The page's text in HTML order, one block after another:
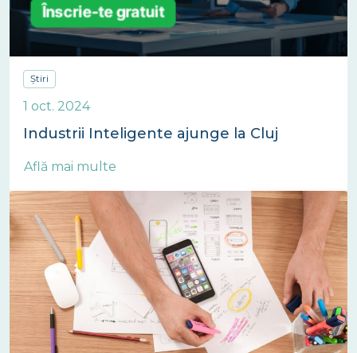
Știri
1 oct. 2024
Industrii Inteligente ajunge la Cluj
Află mai multe